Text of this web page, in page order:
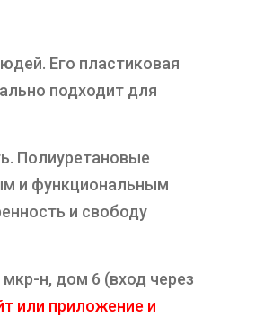
Его пластиковая
подходит для
Полиуретановые
и функциональным
и свободу
н, дом 6 (вход через
или приложение и